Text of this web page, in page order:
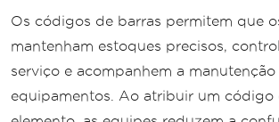
Os códigos de barras permitem que
mantenham estoques precisos,
serviço e acompanhem a manutenção
equipamentos. Ao atribuir um código